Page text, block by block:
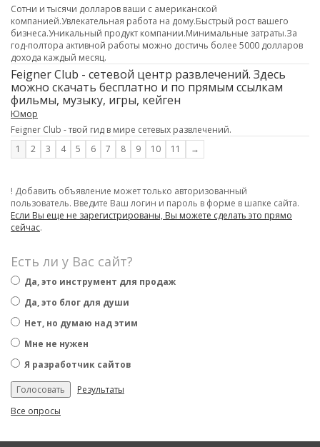
Сотни и тысячи долларов ваши с американской
компанией.Увлекательная работа на дому.Быстрый рост вашего
бизнеса.Уникальный продукт компании.Минимальные затраты.За
год-полтора активной работы можно достичь более 5000 долларов
дохода каждый месяц.
Feigner Club - сетевой центр развлечений. Здесь
можно скачать бесплатно и по прямым ссылкам
фильмы, музыку, игры, кейген
Юмор
Feigner Club - твой гид в мире сетевых развлечений.
1
2 3 4 5 6 7 8 9 10 11 →
! Добавить объявление может только авторизованный
пользователь. Введите Ваш логин и пароль в форме в шапке сайта.
Если Вы еще не зарегистрированы, Вы можете сделать это прямо
сейчас.
Есть ли у Вас сайт?
Да, это инструмент для продаж
Да, это блог для души
Нет, но думаю над этим
Мне не нужен
Я разработчик сайтов
Результаты
Все опросы